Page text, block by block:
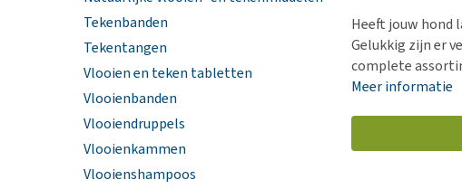
Hypoallergeen voer
Biologisch hondenvoer
Vegan hondenvoer
Puppy apotheek
Vuurwerkangst
Bekijk alles
Tekenbanden
Tekentangen
Vlooien en teken tabletten
Vlooienbanden
Vlooiendruppels
Vlooienkammen
Vlooienshampoos
Heeft jouw hond
Gelukkig zijn er
complete
Meer informatie